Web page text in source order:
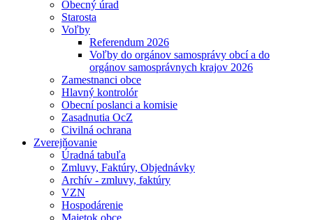
Obecný úrad
Starosta
Voľby
Referendum 2026
Voľby do orgánov samosprávy obcí a do
orgánov samosprávnych krajov 2026
Zamestnanci obce
Hlavný kontrolór
Obecní poslanci a komisie
Zasadnutia OcZ
Civilná ochrana
Zverejňovanie
Úradná tabuľa
Zmluvy, Faktúry, Objednávky
Archív - zmluvy, faktúry
VZN
Hospodárenie
Majetok obce